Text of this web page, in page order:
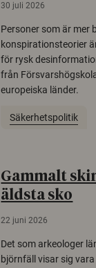
30 juli 2026
Personer som är mer
konspirationsteorier
för rysk
från
europeiska länder.
Säkerhetspolitik
Gammalt
äldsta sko
22 juni 2026
Det som arkeologer
björnfäll visar sig